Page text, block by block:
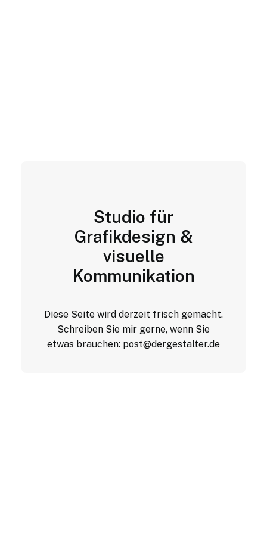
Studio für
Grafikdesign &
visuelle
Kommunikation
Diese Seite wird derzeit frisch gemacht.
Schreiben Sie mir gerne, wenn Sie
etwas brauchen: post@dergestalter.de